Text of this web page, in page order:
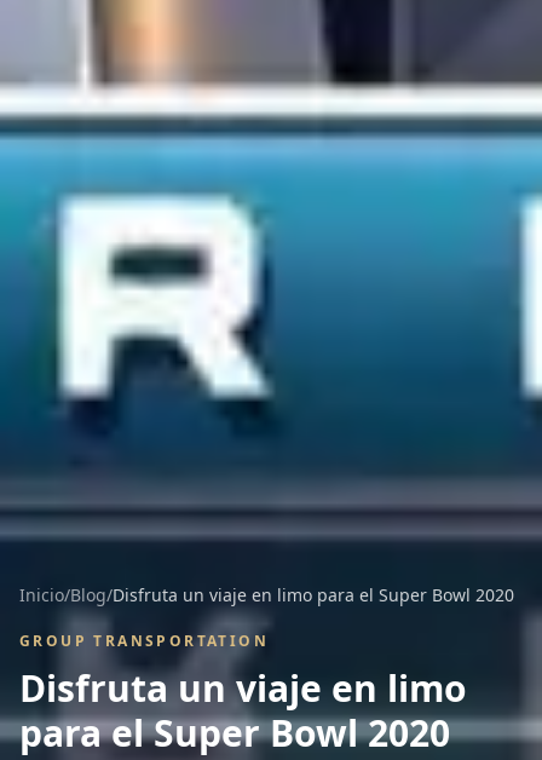
Inicio/Blog/Disfruta un viaje en limo para el Super Bowl 2020
GROUP TRANSPORTATION
Disfruta un viaje en limo
para el Super Bowl 2020